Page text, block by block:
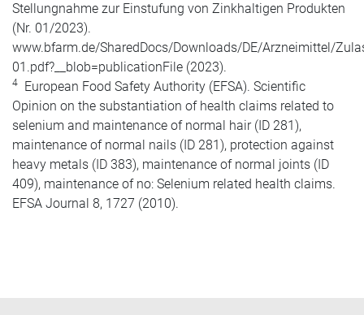
Stellungnahme zur Einstufung von Zinkhaltigen Produkten
(Nr. 01/2023).
www.bfarm.de/SharedDocs/Downloads/DE/Arzneimittel/
01.pdf?__blob=publicationFile (2023).
4
European Food Safety Authority (EFSA). Scientific
Opinion on the substantiation of health claims related to
selenium and maintenance of normal hair (ID 281),
maintenance of normal nails (ID 281), protection against
heavy metals (ID 383), maintenance of normal joints (ID
409), maintenance of no: Selenium related health claims.
EFSA Journal 8, 1727 (2010).